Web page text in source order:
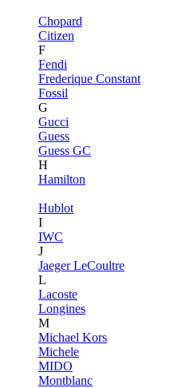
Chopard
Citizen
F
Fendi
Frederique Constant
Fossil
G
Gucci
Guess
Guess GC
H
Hamilton
Hublot
I
IWC
J
Jaeger LeCoultre
L
Lacoste
Longines
M
Michael Kors
Michele
MIDO
Montblanc